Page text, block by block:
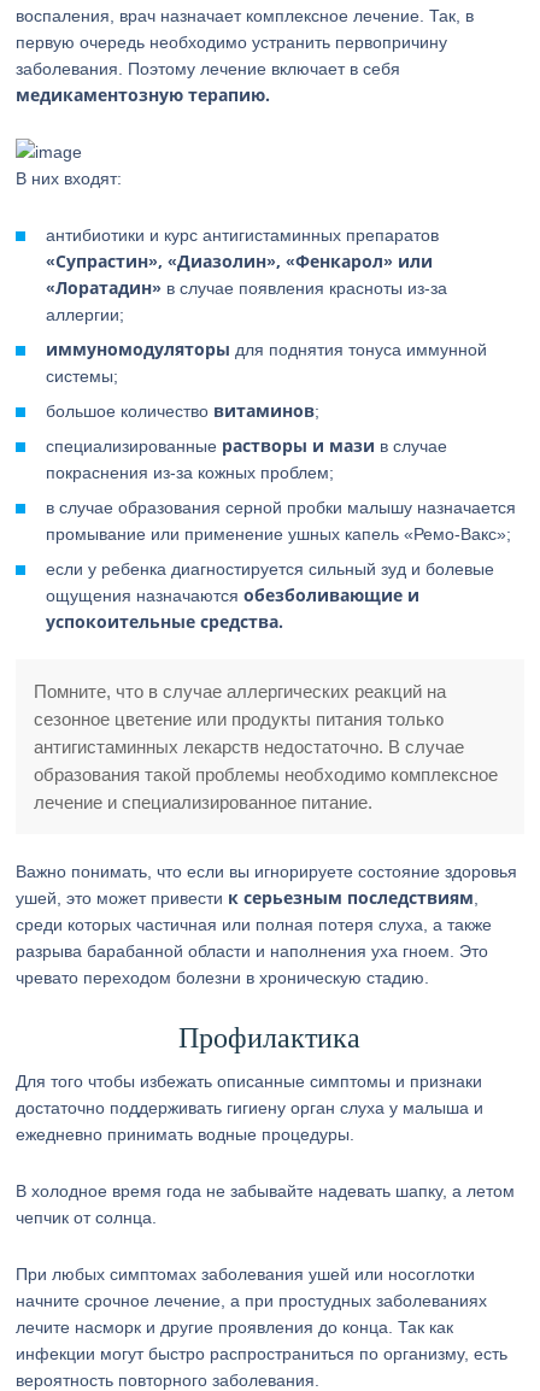
воспаления, врач назначает комплексное лечение. Так, в
первую очередь необходимо устранить первопричину
заболевания. Поэтому лечение включает в себя
медикаментозную терапию.
В них входят:
антибиотики и курс антигистаминных препаратов
«Супрастин», «Диазолин», «Фенкарол» или
«Лоратадин» в случае появления красноты из-за
аллергии;
иммуномодуляторы для поднятия тонуса иммунной
системы;
большое количество витаминов;
специализированные растворы и мази в случае
покраснения из-за кожных проблем;
в случае образования серной пробки малышу назначается
промывание или применение ушных капель «Ремо-Вакс»;
если у ребенка диагностируется сильный зуд и болевые
ощущения назначаютсяобезболивающие и
успокоительные средства.
Помните, что в случае аллергических реакций на
сезонное цветение или продукты питания только
антигистаминных лекарств недостаточно. В случае
образования такой проблемы необходимо комплексное
лечение и специализированное питание.
Важно понимать, что если вы игнорируете состояние здоровья
ушей, это может привести к серьезным последствиям
среди которых частичная или полная потеря слуха, а также
разрыва барабанной области и наполнения уха гноем. Это
чревато переходом болезни в хроническую стадию.
Профилактика
Для того чтобы избежать описанные симптомы и признаки
достаточно поддерживать гигиену орган слуха у малыша и
ежедневно принимать водные процедуры.
В холодное время года не забывайте надевать шапку, а летом
чепчик от солнца.
При любых симптомах заболевания ушей или носоглотки
начните срочное лечение, а при простудных заболеваниях
лечите насморк и другие проявления до конца. Так как
инфекции могут быстро распространиться по организму, есть
вероятность повторного заболевания.